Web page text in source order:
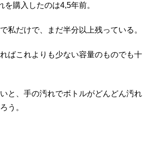
を購入したのは4,5年前。
私だけで、まだ半分以上残っている。
ばこれよりも少ない容量のものでも十
と、手の汚れでボトルがどんどん汚れ
う。